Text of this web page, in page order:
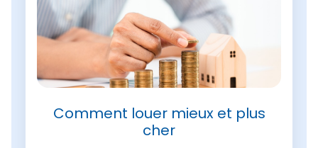
Comment louer mieux et plus
cher